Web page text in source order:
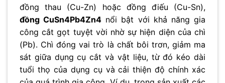
đồng thau (Cu-Zn) hoặc đồng điếu (Cu-Sn),
đồng CuSn4Pb4Zn4 nổi bật với khả năng gia
công cắt gọt tuyệt vời nhờ sự hiện diện của chì
(Pb). Chì đóng vai trò là chất bôi trơn, giảm ma
sát giữa dụng cụ cắt và vật liệu, từ đó kéo dài
tuổi thọ của dụng cụ và cải thiện độ chính xác